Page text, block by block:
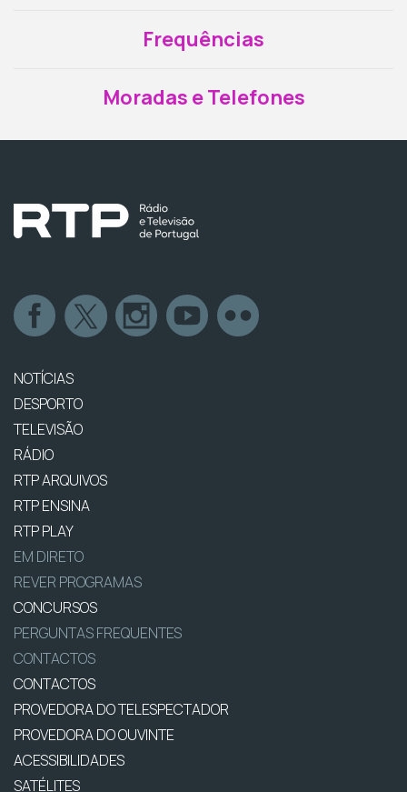
Frequências
Moradas e Telefones
NOTÍCIAS
DESPORTO
TELEVISÃO
RÁDIO
RTP ARQUIVOS
RTP ENSINA
RTP PLAY
EM DIRETO
REVER PROGRAMAS
CONCURSOS
PERGUNTAS FREQUENTES
CONTACTOS
CONTACTOS
PROVEDORA DO TELESPECTADOR
PROVEDORA DO OUVINTE
ACESSIBILIDADES
SATÉLITES